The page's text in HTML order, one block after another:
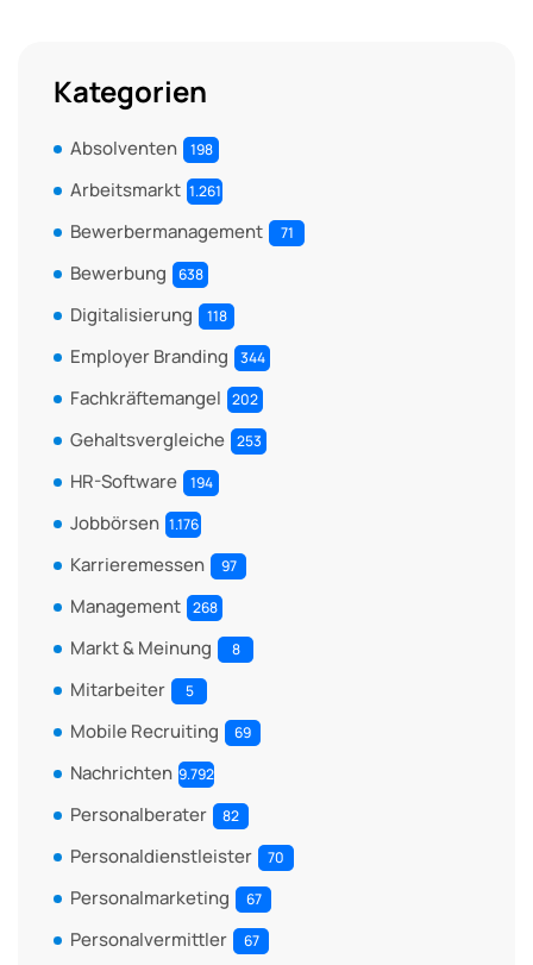
Kategorien
Absolventen 198
Arbeitsmarkt 1.261
Bewerbermanagement 71
Bewerbung 638
Digitalisierung 118
Employer Branding 344
Fachkräftemangel 202
Gehaltsvergleiche 253
HR-Software 194
Jobbörsen 1.176
Karrieremessen 97
Management 268
Markt & Meinung 8
Mitarbeiter 5
Mobile Recruiting 69
Nachrichten 9.792
Personalberater 82
Personaldienstleister 70
Personalmarketing 67
Personalvermittler 67